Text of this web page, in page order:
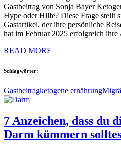
Gastbeitrag von Sonja Bayer
Hype oder Hilfe? Diese Frage stellt
Gastartikel, der ihre persönliche
hat im Februar 2025 erfolgreich
READ MORE
Schlagwörter:
Gastbeitragketogene ernährung
7 Anzeichen, dass du
Darm kümmern